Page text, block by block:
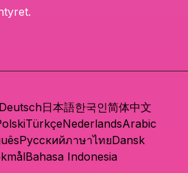
Deutsch日本語한국인简体中文
TürkçeNederlandsArabic
РусскийภาษาไทยDansk
Bahasa Indonesia